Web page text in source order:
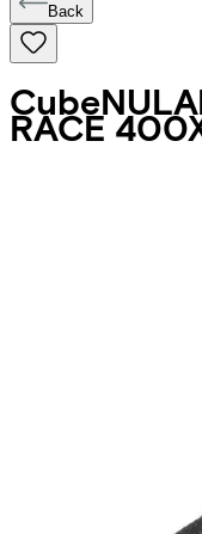
Back
Cube
RACE